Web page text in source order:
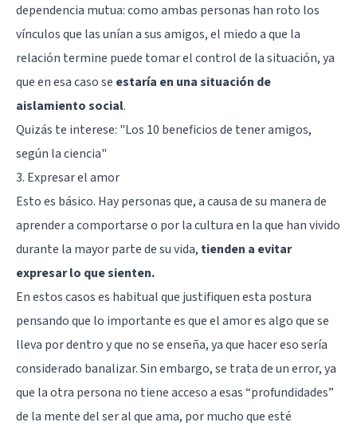
dependencia mutua: como ambas personas han roto los
vínculos que las unían a sus amigos, el miedo a que la
relación termine puede tomar el control de la situación, ya
que en esa caso se estaría en una situación de
aislamiento social.
Quizás te interese: "Los 10 beneficios de tener amigos,
según la ciencia"
3. Expresar el amor
Esto es básico. Hay personas que, a causa de su manera de
aprender a comportarse o por la cultura en la que han vivido
durante la mayor parte de su vida, tienden a evitar
expresar lo que sienten.
En estos casos es habitual que justifiquen esta postura
pensando que lo importante es que el amor es algo que se
lleva por dentro y que no se enseña, ya que hacer eso sería
considerado banalizar. Sin embargo, se trata de un error, ya
que la otra persona no tiene acceso a esas “profundidades”
de la mente del ser al que ama, por mucho que esté